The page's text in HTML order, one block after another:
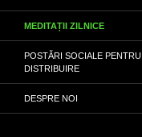
MEDITAȚII ZILNICE
POSTĂRI SOCIALE PENTRU
DISTRIBUIRE
DESPRE NOI